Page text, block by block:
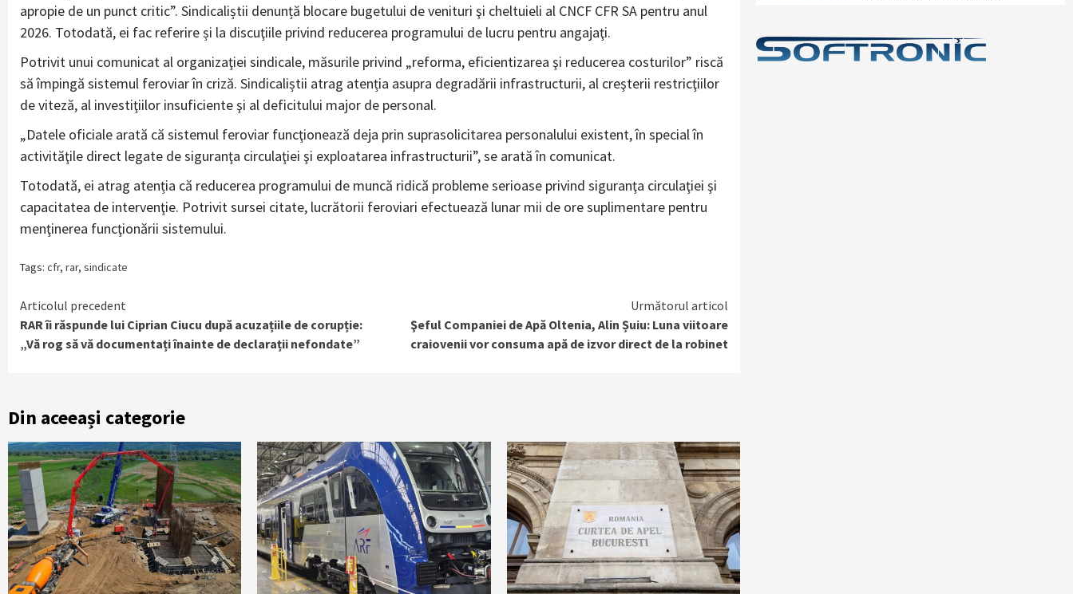
apropie de un punct critic”. Sindicaliștii denunță blocare bugetului de venituri şi cheltuieli al CNCF CFR SA pentru anul
2026. Totodată, ei fac referire și la discuţiile privind reducerea programului de lucru pentru angajaţi.
Potrivit unui comunicat al organizaţiei sindicale, măsurile privind „reforma, eficientizarea şi reducerea costurilor” riscă
să împingă sistemul feroviar în criză. Sindicaliștii atrag atenția asupra degradării infrastructurii, al creşterii restricţiilor
de viteză, al investiţiilor insuficiente şi al deficitului major de personal.
„Datele oficiale arată că sistemul feroviar funcţionează deja prin suprasolicitarea personalului existent, în special în
activităţile direct legate de siguranţa circulaţiei şi exploatarea infrastructurii”, se arată în comunicat.
Totodată, ei atrag atenția că reducerea programului de muncă ridică probleme serioase privind siguranţa circulaţiei şi
capacitatea de intervenţie. Potrivit sursei citate, lucrătorii feroviari efectuează lunar mii de ore suplimentare pentru
menţinerea funcţionării sistemului.
Tags: cfr, rar, sindicate
Continue
Reading
Articolul precedent
RAR îi răspunde lui Ciprian Ciucu după acuzațiile de corupție:
„Vă rog să vă documentați înainte de declarații nefondate”
Următorul articol
Şeful Companiei de Apă Oltenia, Alin Șuiu: Luna viitoare
craiovenii vor consuma apă de izvor direct de la robinet
Din aceeași categorie